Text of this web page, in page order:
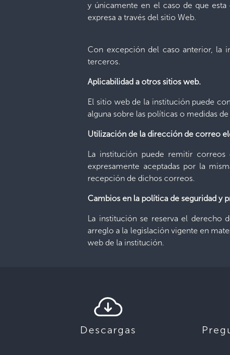
y únicamente en el caso de que
expresa a través del sitio Web.
Con excepción del caso anterior, la
terceros.
Aplicabilidad a otros sitios web.
El sitio web de la institución puede
alguna sobre las políticas o medidas
Utilización de la dirección de correo
La institución puede remitir
expresamente aceptadas por la
recepción de dichos correos.
Cambios en la política de seguridad y
La institución se reserva el derecho
arreglo a la legislación vigente en
web de la institución.
Descargas